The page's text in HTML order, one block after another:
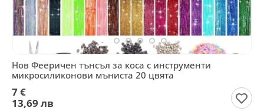
Нов Фееричен тънсъл за коса с инструменти
микросиликонови мъниста 20 цвята
7 €
13,69 лв